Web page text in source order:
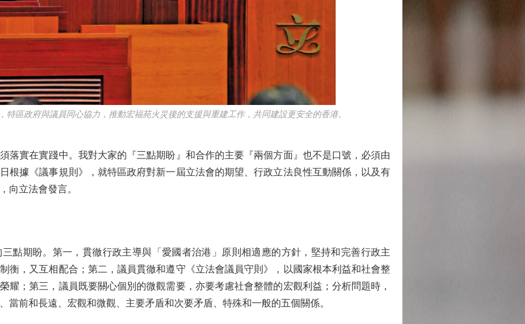
區政府與議員同心協力，推動宏福苑火災後的支援與重建工作，共同建設更安全的香港。
實在實踐中。我對大家的『三點期盼』和合作的主要『兩個方面』也不是口號，必須由
根據《議事規則》，就特區政府對新一屆立法會的期望、行政立法良性互動關係，以及有
向立法會發言。
期盼。第一，貫徹行政主導與「愛國者治港」原則相適應的方針，堅持和完善行政主
衡，又互相配合；第二，議員貫徹和遵守《立法會議員守則》，以國家根本利益和社會整
耀；第三，議員既要關心個別的微觀需要，亦要考慮社會整體的宏觀利益；分析問題時，
當前和長遠、宏觀和微觀、主要矛盾和次要矛盾、特殊和一般的五個關係。